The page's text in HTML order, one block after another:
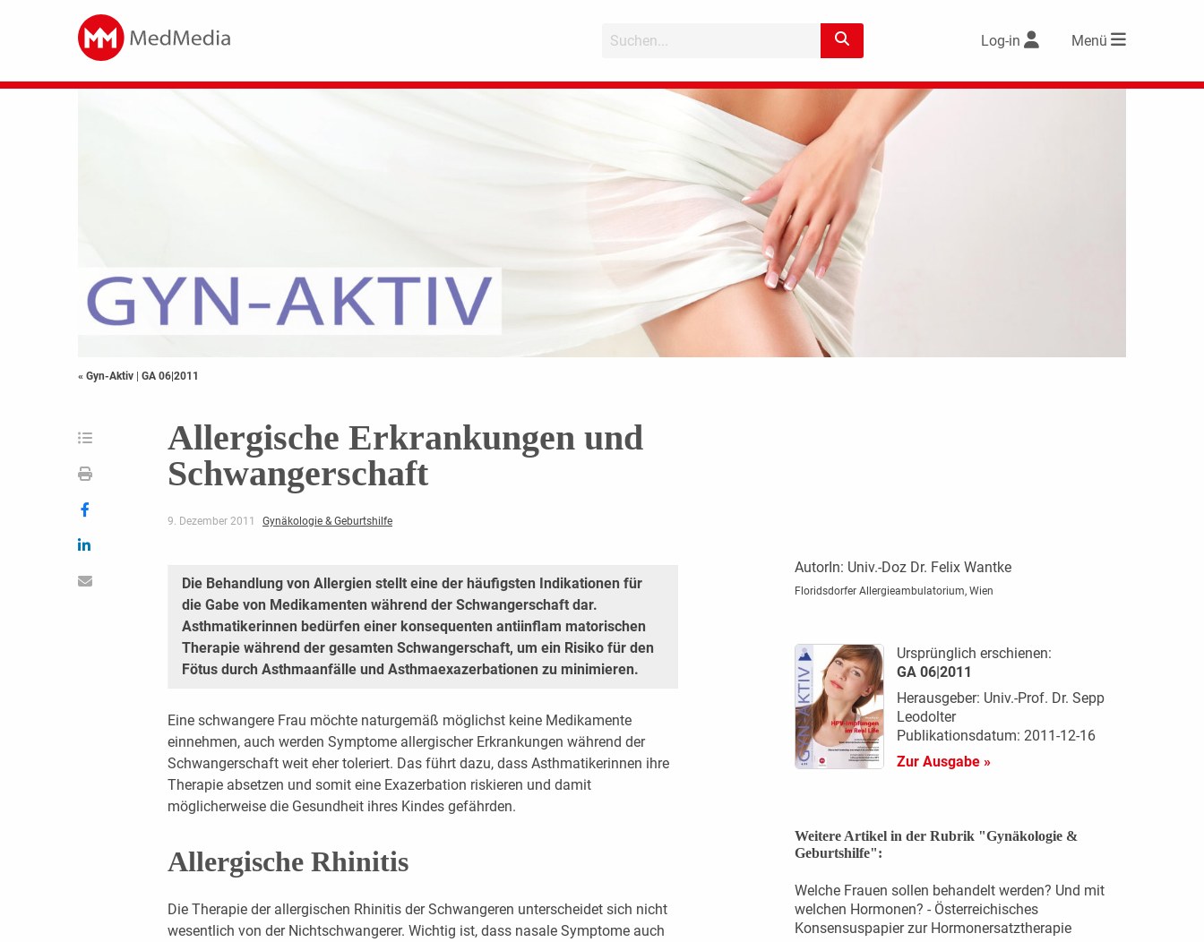
Log-in Menü
« Gyn-Aktiv | GA 06|2011
Allergische Erkrankungen und
Schwangerschaft
9. Dezember 2011 Gynäkologie & Geburtshilfe
Die Behandlung von Allergien stellt eine der häufigsten Indikationen für
die Gabe von Medikamenten während der Schwangerschaft dar.
Asthmatikerinnen bedürfen einer konsequenten antiinflam matorischen
Therapie während der gesamten Schwangerschaft, um ein Risiko für den
Fötus durch Asthmaanfälle und Asthmaexazerbationen zu minimieren.
Eine schwangere Frau möchte naturgemäß möglichst keine Medikamente
einnehmen, auch werden Symptome allergischer Erkrankungen während der
Schwangerschaft weit eher toleriert. Das führt dazu, dass Asthmatikerinnen ihre
Therapie absetzen und somit eine Exazerbation riskieren und damit
möglicherweise die Gesundheit ihres Kindes gefährden.
Allergische Rhinitis
Die Therapie der allergischen Rhinitis der Schwangeren unterscheidet sich nicht
wesentlich von der Nichtschwangerer. Wichtig ist, dass nasale Symptome auch
AutorIn: Univ.-Doz Dr. Felix Wantke
Floridsdorfer Allergieambulatorium, Wien
Ursprünglich erschienen:
GA 06|2011
Herausgeber: Univ.-Prof. Dr. Sepp
Leodolter
Publikationsdatum: 2011-12-16
Zur Ausgabe »
Weitere Artikel in der Rubrik "Gynäkologie &
Geburtshilfe":
Welche Frauen sollen behandelt werden? Und mit
welchen Hormonen? - Österreichisches
Konsensuspapier zur Hormonersatztherapie